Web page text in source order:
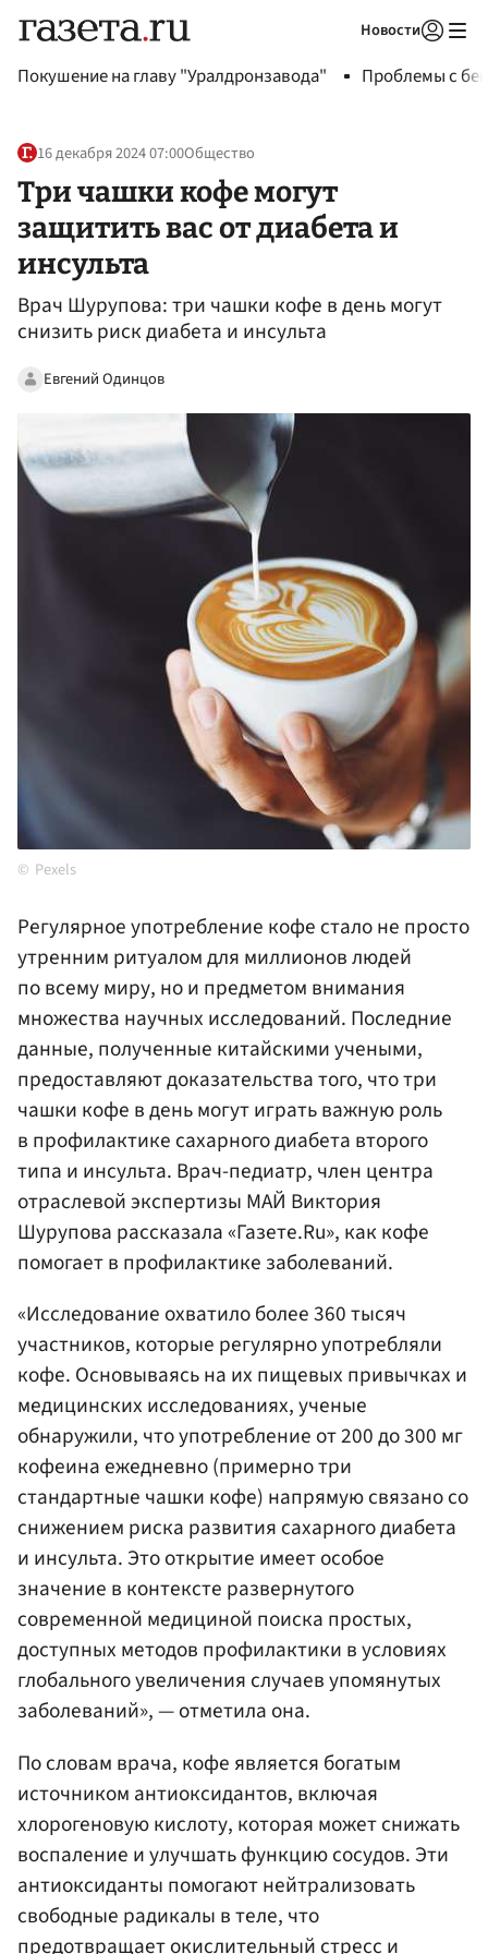
Новости
Покушение на главу "Уралдронзавода" Проблемы с
16 декабря 2024 07:00Общество
Три чашки кофе могут
защитить вас от диабета и
инсульта
Врач Шурупова: три чашки кофе в день могут
снизить риск диабета и инсульта
Евгений Одинцов
Pexels
Регулярное употребление кофе стало не просто
утренним ритуалом для миллионов людей
по всему миру, но и предметом внимания
множества научных исследований. Последние
данные, полученные китайскими учеными,
предоставляют доказательства того, что три
чашки кофе в день могут играть важную роль
в профилактике сахарного диабета второго
типа и инсульта. Врач-педиатр, член центра
отраслевой экспертизы МАЙ Виктория
Шурупова рассказала «Газете.Ru», как кофе
помогает в профилактике заболеваний.
«Исследование охватило более 360 тысяч
участников, которые регулярно употребляли
кофе. Основываясь на их пищевых привычках и
медицинских исследованиях, ученые
обнаружили, что употребление от 200 до 300 мг
кофеина ежедневно (примерно три
стандартные чашки кофе) напрямую связано со
снижением риска развития сахарного диабета
и инсульта. Это открытие имеет особое
значение в контексте развернутого
современной медициной поиска простых,
доступных методов профилактики в условиях
глобального увеличения случаев упомянутых
заболеваний», — отметила она.
По словам врача, кофе является богатым
источником антиоксидантов, включая
хлорогеновую кислоту, которая может снижать
воспаление и улучшать функцию сосудов. Эти
антиоксиданты помогают нейтрализовать
свободные радикалы в теле, что
предотвращает окислительный стресс и